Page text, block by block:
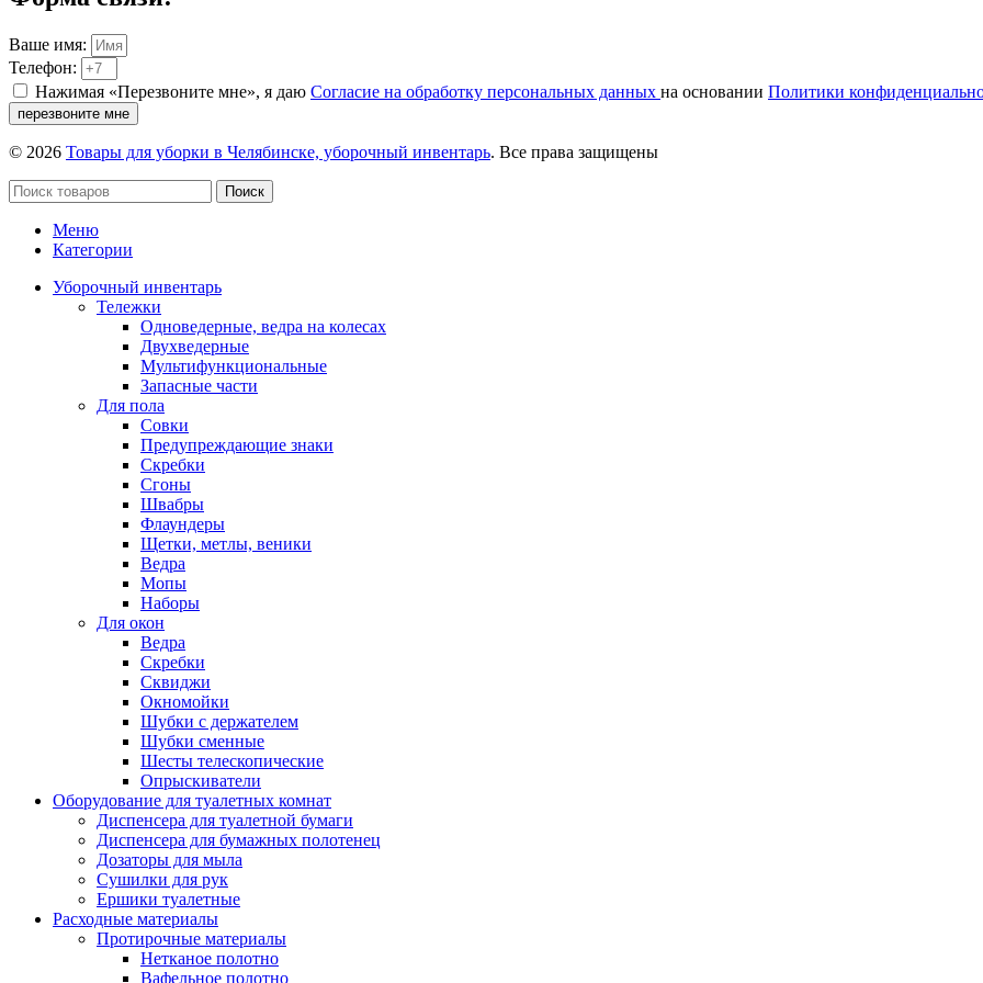
Ваше имя:
Телефон:
Нажимая «Перезвоните мне», я даю Согласие на обработку персональных данных на основании Политики
перезвоните мне
© 2026 Товары для уборки в Челябинске, уборочный инвентарь. Все права защищены
Поиск
Меню
Категории
Уборочный инвентарь
Тележки
Одноведерные, ведра на колесах
Двухведерные
Мультифункциональные
Запасные части
Для пола
Совки
Предупреждающие знаки
Скребки
Сгоны
Швабры
Флаундеры
Щетки, метлы, веники
Ведра
Мопы
Наборы
Для окон
Ведра
Скребки
Сквиджи
Окномойки
Шубки с держателем
Шубки сменные
Шесты телескопические
Опрыскиватели
Оборудование для туалетных комнат
Диспенсера для туалетной бумаги
Диспенсера для бумажных полотенец
Дозаторы для мыла
Сушилки для рук
Ершики туалетные
Расходные материалы
Протирочные материалы
Нетканое полотно
Вафельное полотно